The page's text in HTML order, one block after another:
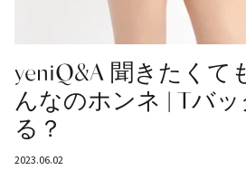
yeniQ&A 聞きたくて
んなのホンネ | Tバ
る？
2023.06.02